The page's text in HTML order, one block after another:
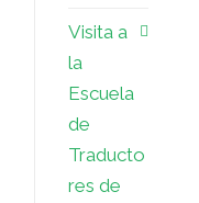
Visita a
la
Escuela
de
Traducto
res de